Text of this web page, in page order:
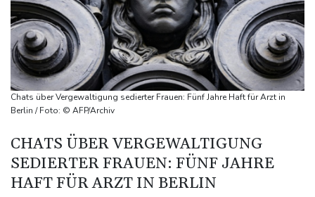
ermittelt wegen Sabotage
Frankreichs Außenminister Barrot kündigt Reaktion auf russische
Wahlkampf-Einmischung an
Ein Viertel der Reisenden in Deutschland lässt sich Ziele von der
KI vorschlagen
Norwegens Fußball-Verband fordert Infantinos Rücktritt
Beugehaft für Lina E.
Verweigerter Dopingtest: NADA will Vierjahressperre für Ansah
Medien: Türkischer Präsident Erdogan zu Dreiergipfel in Saudi-
Chats über Vergewaltigung sedierter Frauen: Fünf Jahre Haft für Arzt in
Berlin / Foto: © AFP/Archiv
CHATS ÜBER VERGEWALTIGUNG
SEDIERTER FRAUEN: FÜNF JAHRE
HAFT FÜR ARZT IN BERLIN